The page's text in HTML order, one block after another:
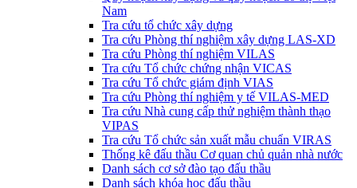
Nam
Tra cứu tổ chức xây dựng
Tra cứu Phòng thí nghiệm xây dựng LAS-XD
Tra cứu Phòng thí nghiệm VILAS
Tra cứu Tổ chức chứng nhận VICAS
Tra cứu Tổ chức giám định VIAS
Tra cứu Phòng thí nghiệm y tế VILAS-MED
Tra cứu Nhà cung cấp thử nghiệm thành thạo
VIPAS
Tra cứu Tổ chức sản xuất mẫu chuẩn VIRAS
Thống kê đấu thầu Cơ quan chủ quản nhà nước
Danh sách cơ sở đào tạo đấu thầu
Danh sách khóa học đấu thầu